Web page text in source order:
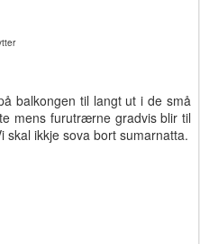
balkongen til langt ut i de små
mens furutrærne gradvis blir til
skal ikkje sova bort sumarnatta.